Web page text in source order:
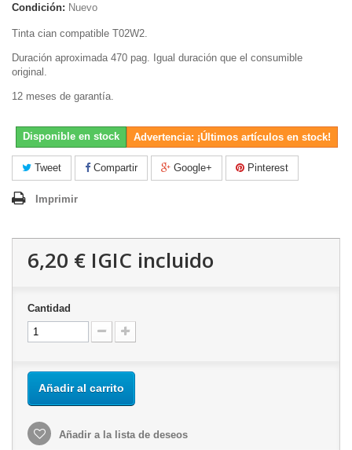
Condición: Nuevo
Tinta cian compatible T02W2.
Duración aproximada 470 pag. Igual duración que el consumible
original.
12 meses de garantía.
Disponible en stock Advertencia: ¡Últimos artículos en stock!
Tweet Compartir Google+ Pinterest
Imprimir
6,20 € IGIC incluido
Cantidad
Añadir al carrito
Añadir a la lista de deseos